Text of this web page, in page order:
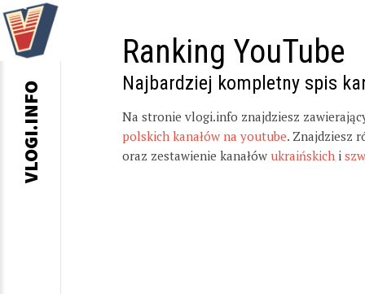
Ranking YouTube
Najbardziej kompletny spis
Na stronie vlogi.info znajdziesz
polskich kanałów na youtube. Znajdziesz
oraz zestawienie kanałów ukraińskich i
VLOGI.INFO